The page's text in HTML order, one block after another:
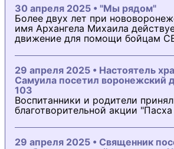
30 апреля 2025 • "Мы рядом"
Более двух лет при
имя Архангела Михаила
движение для помощи бойцам
29 апреля 2025 • Настоятель
Самуила посетил воронежский
103
Воспитанники и родители
благотворительной акции "Пасха
29 апреля 2025 • Священник